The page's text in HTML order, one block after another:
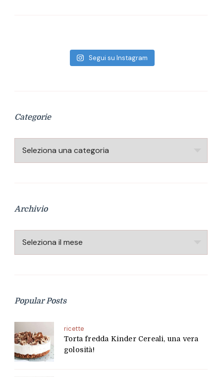
Segui su Instagram
Categorie
Categorie
Archivio
Archivio
Popular Posts
ricette
Torta fredda Kinder Cereali, una vera
golosità!